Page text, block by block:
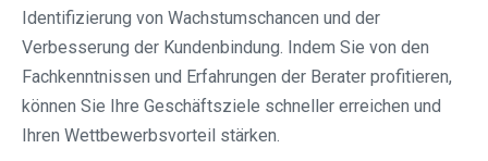
Identifizierung von Wachstumschancen und der
Verbesserung der Kundenbindung. Indem Sie von den
Fachkenntnissen und Erfahrungen der Berater profitieren,
können Sie Ihre Geschäftsziele schneller erreichen und
Ihren Wettbewerbsvorteil stärken.